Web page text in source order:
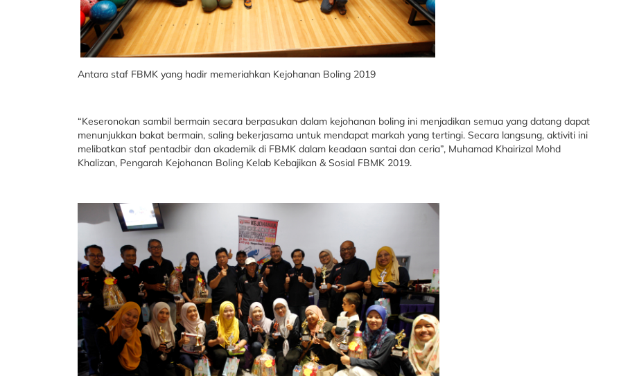
Antara staf FBMK yang hadir memeriahkan Kejohanan Boling 2019
“Keseronokan sambil bermain secara berpasukan dalam kejohanan boling ini menjadikan semua yang datang dapat
menunjukkan bakat bermain, saling bekerjasama untuk mendapat markah yang tertingi. Secara langsung, aktiviti ini
melibatkan staf pentadbir dan akademik di FBMK dalam keadaan santai dan ceria”, Muhamad Khairizal Mohd
Khalizan, Pengarah Kejohanan Boling Kelab Kebajikan & Sosial FBMK 2019.